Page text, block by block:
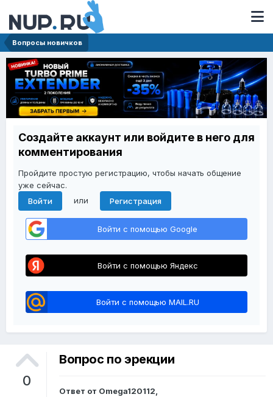
Вопросы новичков
Создайте аккаунт или войдите в него для
комментирования
Пройдите простую регистрацию, чтобы начать общение
уже сейчас.
Войти
или Регистрация
Войти с помощью Google
Войти с помощью Яндекс
Войти с помощью MAIL.RU
0
Вопрос по эрекции
Ответ от Omega120112,